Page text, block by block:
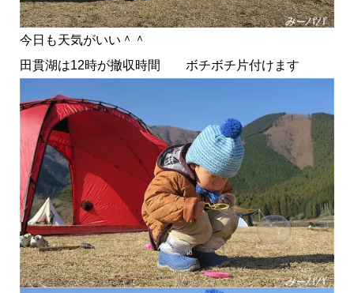
今日も天気がいい＾＾
田貫湖は12時が撤収時間 ボチボチ片付けます